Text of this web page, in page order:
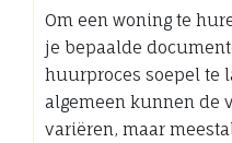
Om een woning te
je bepaalde
huurproces soepel te
algemeen kunnen de
variëren, maar